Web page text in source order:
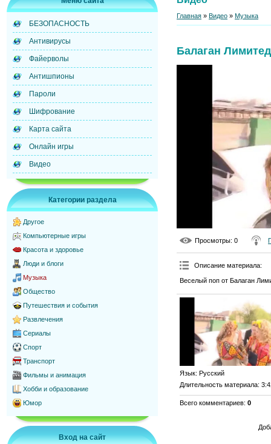
БЕЗОПАСНОСТЬ
Антивирусы
Файерволы
Антишпионы
Пароли
Шифрование
Карта сайта
Онлайн игры
Видео
Категории раздела
Другое
Компьютерные игры
Красота и здоровье
Люди и блоги
Музыка
Общество
Путешествия и события
Развлечения
Сериалы
Спорт
Транспорт
Фильмы и анимация
Хобби и образование
Юмор
Вход на сайт
Главная » Видео » Музыка
Балаган
Просмотры: 0
Описание материала:
Веселый поп от Балаган
Язык: Русский
Длительность материала:
Всего комментариев: 0